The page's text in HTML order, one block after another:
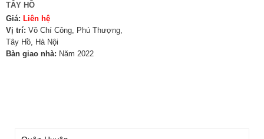
TÂY HỒ
Giá: Liên hệ
Vị trí: Võ Chí Công, Phú Thượng,
Tây Hồ, Hà Nội
Bàn giao nhà: Năm 2022